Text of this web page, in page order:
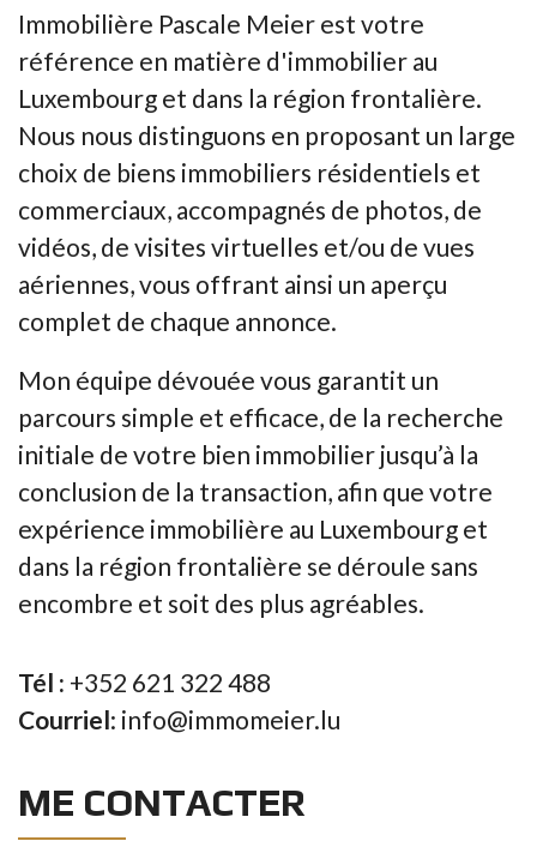
Immobilière Pascale Meier est votre
référence en matière d'immobilier au
Luxembourg et dans la région frontalière.
Nous nous distinguons en proposant un large
choix de biens immobiliers résidentiels et
commerciaux, accompagnés de photos, de
vidéos, de visites virtuelles et/ou de vues
aériennes, vous offrant ainsi un aperçu
complet de chaque annonce.
Mon équipe dévouée vous garantit un
parcours simple et efficace, de la recherche
initiale de votre bien immobilier jusqu’à la
conclusion de la transaction, afin que votre
expérience immobilière au Luxembourg et
dans la région frontalière se déroule sans
encombre et soit des plus agréables.
Tél : +352 621 322 488
Courriel: info@immomeier.lu
ME CONTACTER